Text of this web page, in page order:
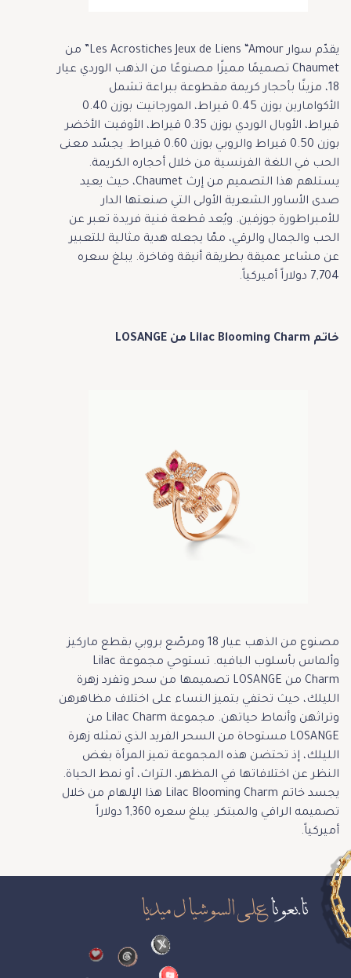
يقدّم سوار Les Acrostiches Jeux de Liens “Amour” من
Chaumet تصميمًا مميزًا مصنوعًا من الذهب الوردي عيار
18، مزينًا بأحجار كريمة مقطوعة ببراعة تشمل
الأكوامارين بوزن 0.45 قيراط، المورجانيت بوزن 0.40
قيراط، الأوبال الوردي بوزن 0.35 قيراط، الأوفيت الأخضر
بوزن 0.50 قيراط والروبي بوزن 0.60 قيراط. يجسّد معنى
الحب في اللغة الفرنسية من خلال أحجاره الكريمة.
يستلهم هذا التصميم من إرث Chaumet، حيث يعيد
صدى الأساور الشعرية الأولى التي صنعتها الدار
للأمبراطورة جوزفين. ويُعد قطعة فنية فريدة تعبر عن
الحب والجمال والرقي، ممّا يجعله هدية مثالية للتعبير
عن مشاعر عميقة بطريقة أنيقة وفاخرة. يبلغ سعره
7,704 دولاراً أميركياً.
خاتم Lilac Blooming Charm من LOSANGE
مصنوع من الذهب عيار 18 ومرصّع بروبي بقطع ماركيز
وألماس بأسلوب البافيه. تستوحي مجموعة Lilac
Charm من LOSANGE تصميمها من سحر وتفرد زهرة
الليلك، حيث تحتفي بتميز النساء على اختلاف مظاهرهن
وتراثهن وأنماط حياتهن. مجموعة Lilac Charm من
LOSANGE مستوحاة من السحر الفريد الذي تمثله زهرة
الليلك، إذ تحتضن هذه المجموعة تميز المرأة بغض
النظر عن اختلافاتها في المظهر، التراث، أو نمط الحياة.
يجسد خاتم Lilac Blooming Charm هذا الإلهام من خلال
تصميمه الراقي والمبتكر. يبلغ سعره 1,360 دولاراً
أميركياً.
تابعوناعلى السوشيال ميديا